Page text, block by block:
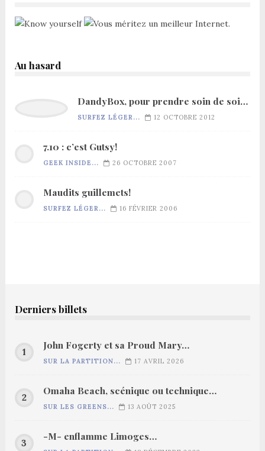
Au hasard
DandyBox, pour prendre soin de soi…
SURFEZ LÉGER... 12 OCTOBRE 2012
7.10 : c’est Gutsy!
GEEK INSIDE... 26 OCTOBRE 2007
Maudits guillemets!
SURFEZ LÉGER... 16 FÉVRIER 2006
Derniers billets
John Fogerty et sa Proud Mary…
SUR LA PARTITION... 17 AVRIL 2026
Omaha Beach, scénique ou technique…
SUR LES GREENS... 13 AOÛT 2025
-M- enflamme Limoges…